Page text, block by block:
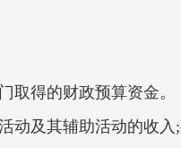
得的财政预算资金。
及其辅助活动的收入